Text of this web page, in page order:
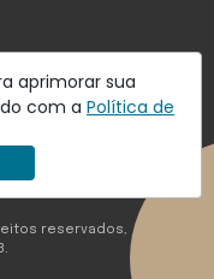
aprimorar sua
com a Política de
reservados,